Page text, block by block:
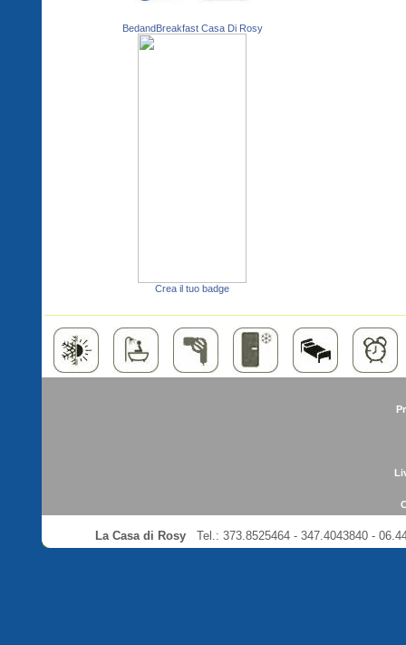
BedandBreakfast Casa Di Rosy
Crea il tuo badge
La Casa di Rosy Tel.: 373.8525464 - 347.4043840 -